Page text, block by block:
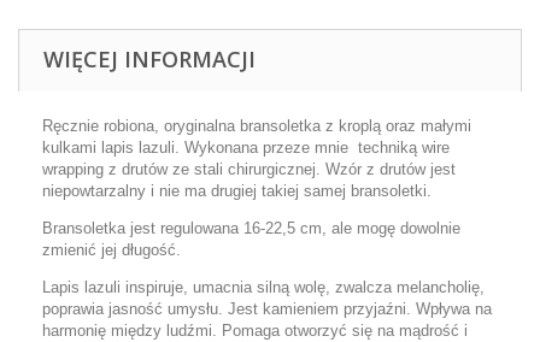
WIĘCEJ INFORMACJI
Ręcznie robiona, oryginalna bransoletka z kroplą oraz małymi
kulkami lapis lazuli. Wykonana przeze mnie techniką wire
wrapping z drutów ze stali chirurgicznej. Wzór z drutów jest
niepowtarzalny i nie ma drugiej takiej samej bransoletki.
Bransoletka jest regulowana 16-22,5 cm, ale mogę dowolnie
zmienić jej długość.
Lapis lazuli inspiruje, umacnia silną wolę, zwalcza melancholię,
poprawia jasność umysłu. Jest kamieniem przyjaźni. Wpływa na
harmonię między ludźmi. Pomaga otworzyć się na mądrość i